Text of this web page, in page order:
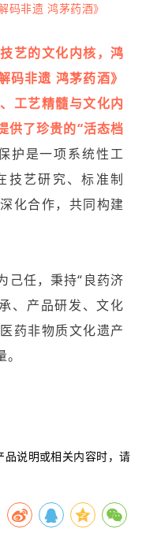
码非遗 鸿茅药酒》
艺的文化内核，鸿
码非遗 鸿茅药酒》
工艺精髓与文化内
供了珍贵的“活态档
护是一项系统性工
技艺研究、标准制
化合作，共同构建
己任，秉持“良药济
、产品研发、文化
药非物质文化遗产
品说明或相关内容时，请